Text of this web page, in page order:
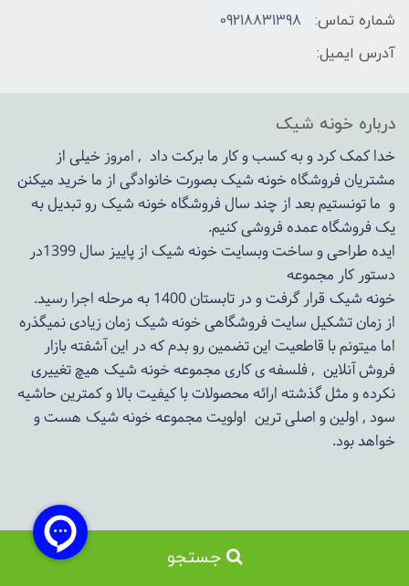
شماره تماس:
09218831398
آدرس ایمیل:
درباره خونه شیک
خدا کمک کرد و به کسب و کار ما برکت داد , امروز خیلی از
مشتریان فروشگاه خونه شیک بصورت خانوادگی از ما خرید میکنن
و ما تونستیم بعد از چند سال فروشگاهخونه شیکرو تبدیل به
یک فروشگاه عمده فروشی کنیم.
ایده طراحی و ساخت وبسایت خونه شیک از پاییز سال 1399در
دستور کار مجموعه
خونه شیک قرار گرفت و در تابستان 1400 به مرحله اجرا رسید.
از زمان تشکیل سایت فروشگاهیخونه شیکزمان زیادی نمیگذره
اما میتونم با قاطعیت این تضمین رو بدم که در این آشفته بازار
فروش آنلاین , فلسفه ی کاری مجموعهخونه شیک هیچ تغییری
نکرده و مثل گذشته ارائه محصولات با کیفیت بالا و کمترین حاشیه
سود , اولین و اصلی ترین اولویت مجموعهخونه شیک هست و
خواهد بود.
ساخت سایت توسطPortal